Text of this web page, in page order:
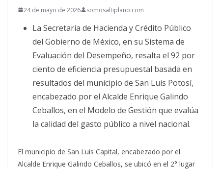
24 de mayo de 2026 somosaltiplano.com
La Secretaría de Hacienda y Crédito Público
del Gobierno de México, en su Sistema de
Evaluación del Desempeño, resalta el 92 por
ciento de eficiencia presupuestal basada en
resultados del municipio de San Luis Potosí,
encabezado por el Alcalde Enrique Galindo
Ceballos, en el Modelo de Gestión que evalúa
la calidad del gasto público a nivel nacional.
El municipio de San Luis Capital, encabezado por el
Alcalde Enrique Galindo Ceballos, se ubicó en el 2° lugar